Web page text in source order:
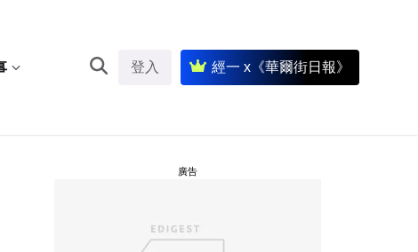
登入 經一 x《華爾街日報》
廣告